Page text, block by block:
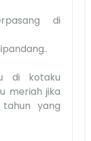
di
di kotaku
meriah jika
yang